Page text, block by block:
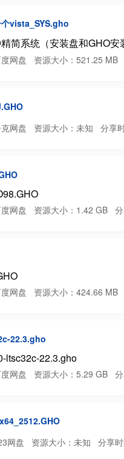
vista_SYS.gho
简系统（安装盘和GHO
度网盘 资源大小：521.25
克网盘 资源大小：未知 分享
度网盘 资源大小：1.42 GB
度网盘 资源大小：424.66
22.3.gho
ltsc32c-22.3.gho
度网盘 资源大小：5.29 GB
网盘 资源大小：未知 分享